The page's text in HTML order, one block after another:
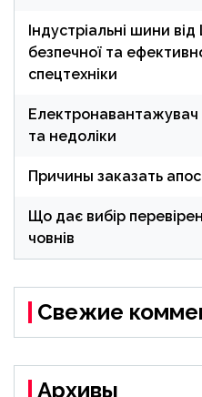
Індустріальні шини
безпечної та
спецтехніки
Електронавантажувач
та недоліки
Причины заказать
Що дає вибір
човнів
Свежие
Архивы